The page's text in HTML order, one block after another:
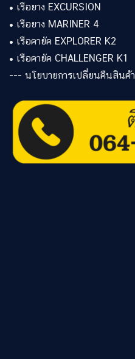
• เรือยาง EXCURSION
• เรือยาง MARINER 4
• เรือคายัค EXPLORER K2
• เรือคายัค CHALLENGER K1
--- นโยบายการเปลี่ยนคืนสินค้า